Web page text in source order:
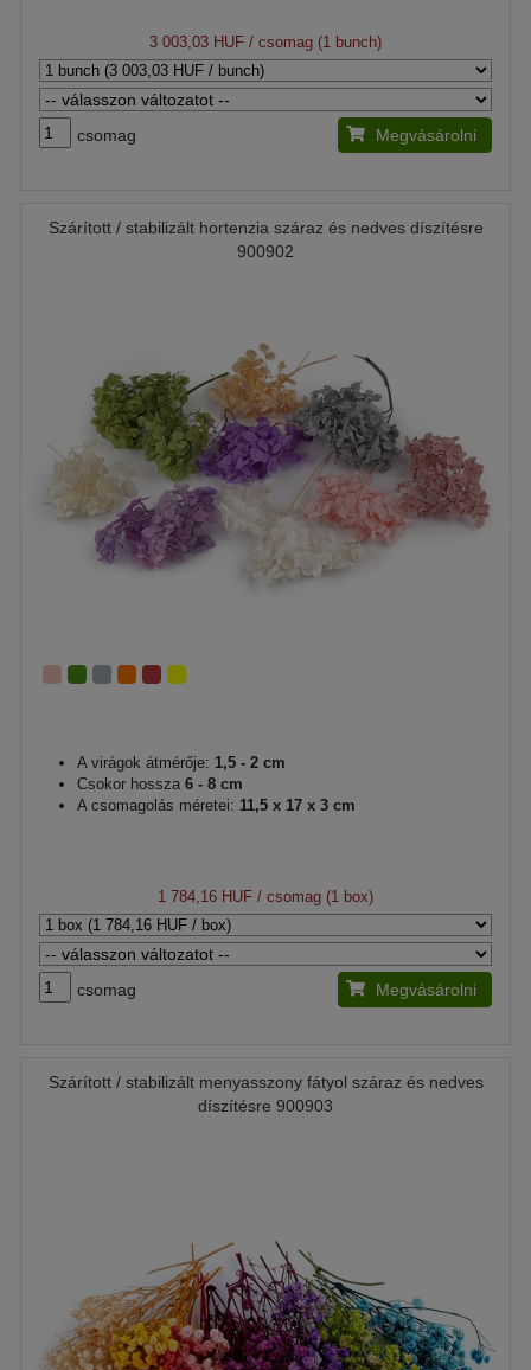
3 003,03 HUF / csomag (1 bunch)
csomag Megvásárolni
Szárított / stabilizált hortenzia száraz és nedves díszítésre
900902
A virágok átmérője: 1,5 - 2 cm
Csokor hossza 6 - 8 cm
A csomagolás méretei: 11,5 x 17 x 3 cm
1 784,16 HUF / csomag (1 box)
csomag Megvásárolni
Szárított / stabilizált menyasszony fátyol száraz és nedves
díszítésre 900903